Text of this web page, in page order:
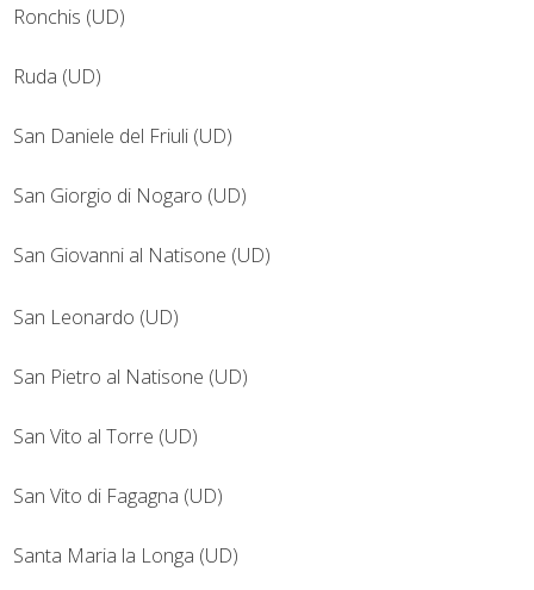
Ronchis (UD)
Ruda (UD)
San Daniele del Friuli (UD)
San Giorgio di Nogaro (UD)
San Giovanni al Natisone (UD)
San Leonardo (UD)
San Pietro al Natisone (UD)
San Vito al Torre (UD)
San Vito di Fagagna (UD)
Santa Maria la Longa (UD)